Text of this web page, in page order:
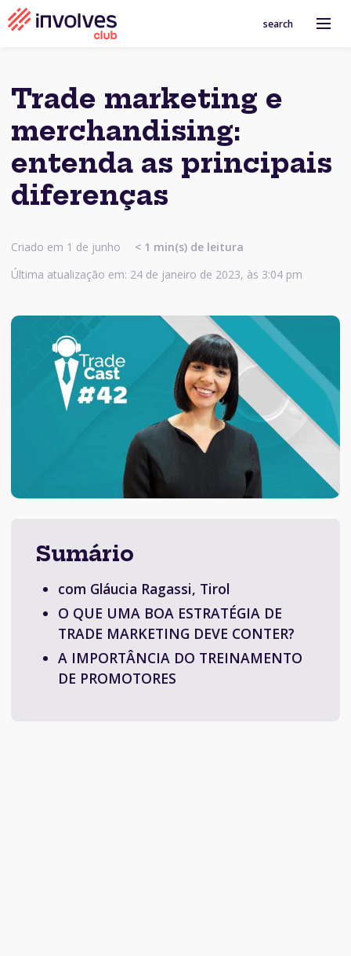
search
Trade marketing e
merchandising:
entenda as principais
diferenças
Criado em 1 de junho < 1 min(s) de leitura
Última atualização em: 24 de janeiro de 2023, às 3:04 pm
Sumário
com Gláucia Ragassi, Tirol
O QUE UMA BOA ESTRATÉGIA DE
TRADE MARKETING DEVE CONTER?
A IMPORTÂNCIA DO TREINAMENTO
DE PROMOTORES